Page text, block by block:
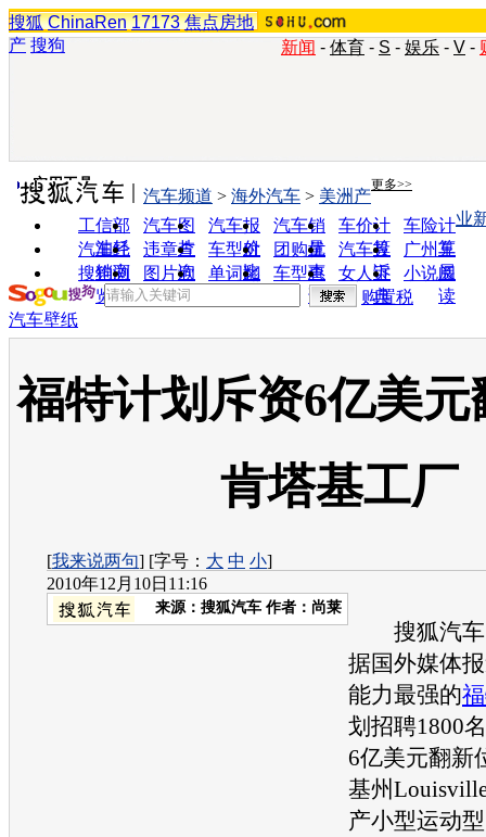
搜狐 ChinaRen 17173 焦点房地
产 搜狗 新闻 - 体育 - S - 娱乐 - V -
实用工具 更多>>
工信部
油耗
汽车图
片
汽车报
价
汽车销
量
车价计
算
车险计
算
汽车经
销商
违章查
询
车型对
比
团购优
惠
汽车投
诉
广州车
展
搜狗浏
览器
图片欣
赏
单词翻
车型查
询
女人宝
典
小说阅
读
汽车频道 > 海外汽车 > 美洲产
业
购置税
汽车壁纸
福特计划斥资6亿美元
肯塔基工厂
[我来说两句] [字号： 大 中 小]
2010年12月10日11:16
来源： 搜狐汽车 作者：尚莱
搜狐汽车
据国外媒体
能力最强的
划招聘1800
6亿美元翻新
基州
产小型运动